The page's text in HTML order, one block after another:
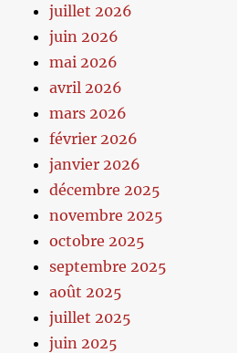
juillet 2026
juin 2026
mai 2026
avril 2026
mars 2026
février 2026
janvier 2026
décembre 2025
novembre 2025
octobre 2025
septembre 2025
août 2025
juillet 2025
juin 2025